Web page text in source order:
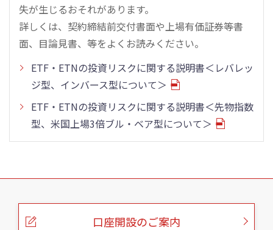
失が生じるおそれがあります。
詳しくは、契約締結前交付書面や上場有価証券等書
面、目論見書、等をよくお読みください。
ETF・ETNの投資リスクに関する説明書＜レバレッ
ジ型、インバース型について＞
ETF・ETNの投資リスクに関する説明書＜先物指数
型、米国上場3倍ブル・ベア型について＞
こ
口座開設のご案内